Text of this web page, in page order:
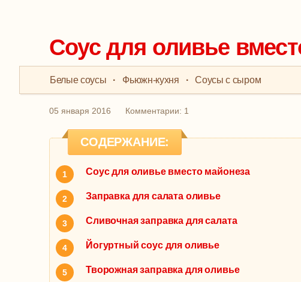
Соус для оливье
Белые соусы · Фьюжн-кухня · Соусы с сыром
05 января 2016 Комментарии: 1
СОДЕРЖАНИЕ:
Соус для оливье вместо майонеза
Заправка для салата оливье
Сливочная заправка для салата
Йогуртный соус для оливье
Творожная заправка для оливье